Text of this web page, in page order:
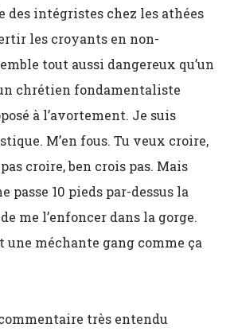
des intégristes chez les athées
les croyants en non-
tout aussi dangereux qu’un
chrétien fondamentaliste
à l’avortement. Je suis
M’en fous. Tu veux croire,
croire, ben crois pas. Mais
passe 10 pieds par-dessus la
me l’enfoncer dans la gorge.
une méchante gang comme ça
très entendu